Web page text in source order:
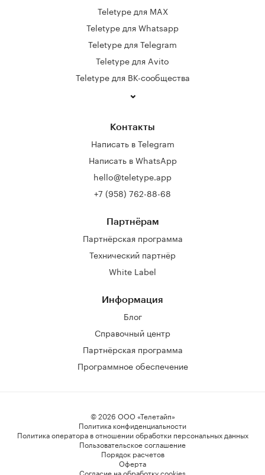
Teletype для MAX
Teletype для Whatsapp
Teletype для Telegram
Teletype для Avito
Teletype для ВК-сообщества
Контакты
Написать в Telegram
Написать в WhatsApp
hello@teletype.app
+7 (958) 762-88-68
Партнёрам
Партнёрская программа
Технический партнёр
White Label
Информация
Блог
Справочный центр
Партнёрская программа
Программное обеспечение
© 2026 ООО «Телетайп»
Политика конфиденциальности
Политика оператора в отношении обработки персональных данных
Пользовательское соглашение
Порядок расчетов
Оферта
Согласие на обработку cookies